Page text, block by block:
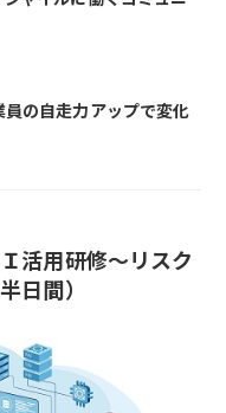
の自走力アップで変化
活用研修～リスク
日間）